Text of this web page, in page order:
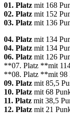
01. Platz mit 168
02. Platz mit 152
03. Platz mit 136
04. Platz mit 134
04. Platz mit 134
06. Platz mit 126
**07. Platz **mit
**08. Platz **mit 98
09. Platz mit 85,5
10. Platz mit 68
11. Platz mit 38,5
12. Platz mit 21